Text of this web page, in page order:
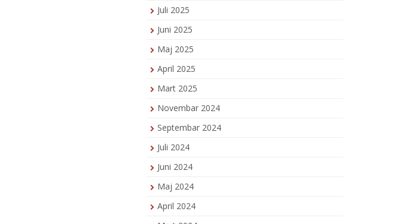
Juli 2025
Juni 2025
Maj 2025
April 2025
Mart 2025
Novembar 2024
Septembar 2024
Juli 2024
Juni 2024
Maj 2024
April 2024